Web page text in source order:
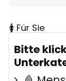
🚺 Für Sie
Bitte